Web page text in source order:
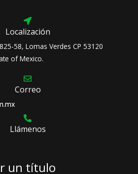
Localización
58, Lomas Verdes CP 53120
of Mexico.
Correo
Llámenos
un título